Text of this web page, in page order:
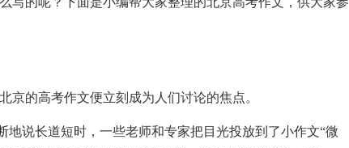
京的高考作文便立刻成为人们讨论的焦点。
地说长道短时，一些老师和专家把目光投放到了小作文“微